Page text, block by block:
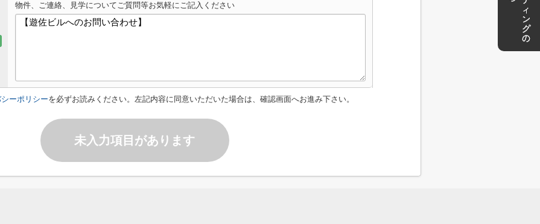
物件、ご連絡、見学についてご質問等お気軽にご記入ください
ーポリシーを必ずお読みください。左記内容に同意いただいた場合は、確認画面へお進み下さい。
未入力項目があります